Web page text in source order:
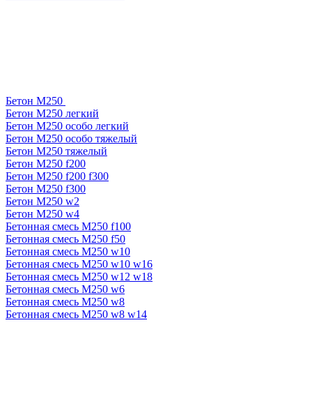
Бетон М250
Бетон М250 легкий
Бетон М250 особо легкий
Бетон М250 особо тяжелый
Бетон М250 тяжелый
Бетон М250 f200
Бетон М250 f200 f300
Бетон М250 f300
Бетон М250 w2
Бетон М250 w4
Бетонная смесь М250 f100
Бетонная смесь М250 f50
Бетонная смесь М250 w10
Бетонная смесь М250 w10 w16
Бетонная смесь М250 w12 w18
Бетонная смесь М250 w6
Бетонная смесь М250 w8
Бетонная смесь М250 w8 w14